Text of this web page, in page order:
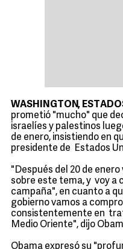
WASHINGTON,
prometió "mucho" que
israelíes y palestinos
de enero, insistiendo en
presidente de Estados
"Después del 20 de
sobre este tema, y voy a
campaña", en cuanto a
gobierno vamos a
consistentemente en
Medio Oriente", dijo
Obama expresó su